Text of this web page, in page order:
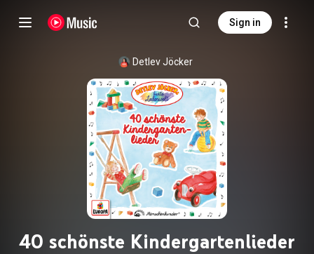
Sign in
Detlev Jöcker
40 schönste Kindergartenlieder